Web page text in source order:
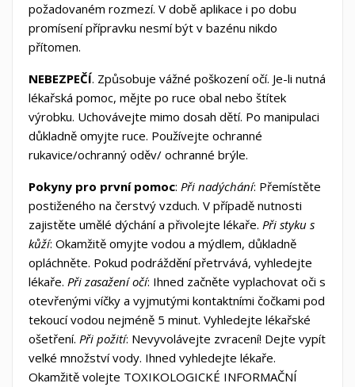
požadovaném rozmezí. V době aplikace i po dobu
promísení přípravku nesmí být v bazénu nikdo
přítomen.
NEBEZPEČÍ. Způsobuje vážné poškození očí. Je-li nutná
lékařská pomoc, mějte po ruce obal nebo štítek
výrobku. Uchovávejte mimo dosah dětí. Po manipulaci
důkladně omyjte ruce. Používejte ochranné
rukavice/ochranný oděv/ ochranné brýle.
Pokyny pro první pomoc: Při nadýchání: Přemístěte
postiženého na čerstvý vzduch. V případě nutnosti
zajistěte umělé dýchání a přivolejte lékaře. Při styku s
kůží: Okamžitě omyjte vodou a mýdlem, důkladně
opláchněte. Pokud podráždění přetrvává, vyhledejte
lékaře. Při zasažení očí: Ihned začněte vyplachovat oči s
otevřenými víčky a vyjmutými kontaktními čočkami pod
tekoucí vodou nejméně 5 minut. Vyhledejte lékařské
ošetření. Při požití: Nevyvolávejte zvracení! Dejte vypít
velké množství vody. Ihned vyhledejte lékaře.
Okamžitě volejte TOXIKOLOGICKÉ INFORMAČNÍ